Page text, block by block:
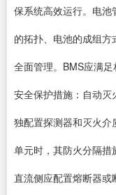
保系统高效运行。电
的拓扑、电池的成组
全面管理。BMS应满足
安全保护措施：自动
独配置探测器和灭火
单元时，其防火分隔
直流侧应配置熔断器